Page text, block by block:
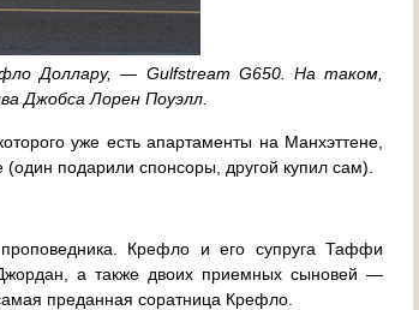
Доллару, — Gulfstream G650. На таком,
Джобса Лорен Поуэлл.
уже есть апартаменты на Манхэттене,
подарили спонсоры, другой купил сам).
Крефло и его супруга Таффи
а также двоих приемных сыновей —
преданная соратница Крефло.